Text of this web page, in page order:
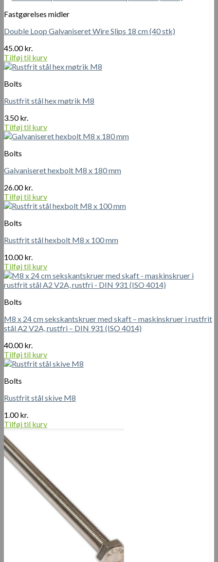
Fastgørelses midler
Double Loop Galvaniseret Wire Slips 18 cm (40 stk)
45.00kr.
Tilføj til kurv
Bolts
Rustfrit stål hex møtrik M8
3.50kr.
Tilføj til kurv
Bolts
Galvaniseret hexbolt M8 x 180 mm
26.00kr.
Tilføj til kurv
Bolts
Rustfrit stål hexbolt M8 x 100 mm
10.00kr.
Tilføj til kurv
Bolts
M8 x 24 cm sekskantskruer med skaft – maskinskruer i rustfrit
stål A2 V2A, rustfri – DIN 931 (ISO 4014)
40.00kr.
Tilføj til kurv
Bolts
Rustfrit stål skive M8
1.00kr.
Tilføj til kurv